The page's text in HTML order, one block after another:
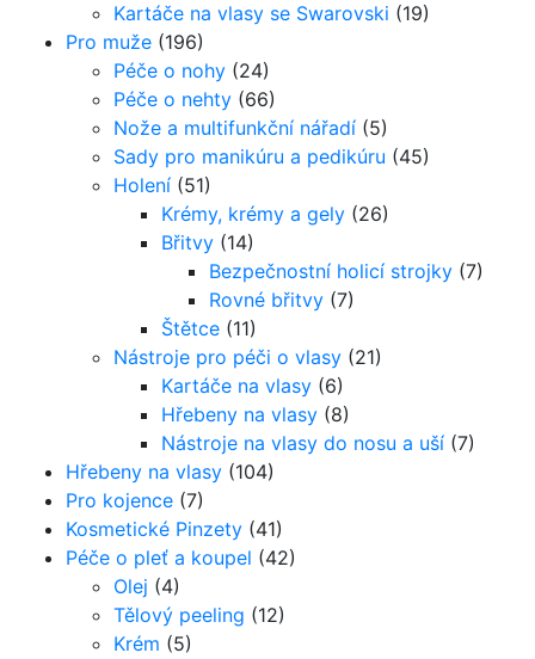
Kartáče na vlasy se Swarovski (19)
Pro muže (196)
Péče o nohy (24)
Péče o nehty (66)
Nože a multifunkční nářadí (5)
Sady pro manikúru a pedikúru (45)
Holení (51)
Krémy, krémy a gely (26)
Břitvy (14)
Bezpečnostní holicí strojky (7)
Rovné břitvy (7)
Štětce (11)
Nástroje pro péči o vlasy (21)
Kartáče na vlasy (6)
Hřebeny na vlasy (8)
Nástroje na vlasy do nosu a uší (7)
Hřebeny na vlasy (104)
Pro kojence (7)
Kosmetické Pinzety (41)
Péče o pleť a koupel (42)
Olej (4)
Tělový peeling (12)
Krém (5)